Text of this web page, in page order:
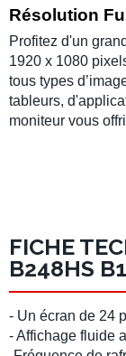
Résolution
Profitez d'un
1920 x 1080
tous types
tableurs,
moniteur vous
FICHE
B248HS B1
- Un écran de 24
- Affichage fluide